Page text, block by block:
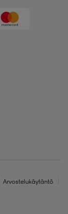
Arvostelukäytäntö